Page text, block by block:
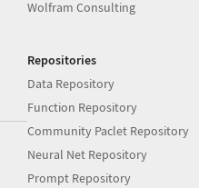
Wolfram Consulting
Repositories
Data Repository
Function Repository
Community Paclet Repository
Neural Net Repository
Prompt Repository